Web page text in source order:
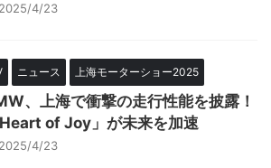
2025/4/23
ニュース 上海モーターショー2025
、上海で衝撃の走行性能を披露！
Heart of Joy」が未来を加速
2025/4/23